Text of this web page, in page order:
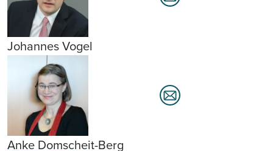
Johannes Vogel
Anke Domscheit-Berg